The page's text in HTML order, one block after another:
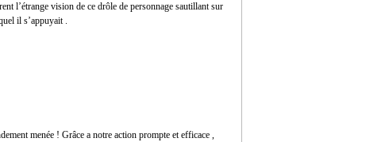
l’étrange vision de ce drôle de personnage sautillant sur
il s’appuyait .
menée ! Grâce a notre action prompte et efficace ,